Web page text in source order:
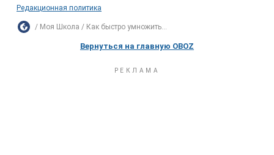
Редакционная политика
Моя Школа Как быстро умножить...
Вернуться на главную OBOZ